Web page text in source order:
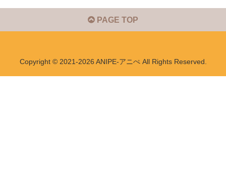
PAGE TOP
Copyright © 2021-2026 ANIPE-アニぺ All Rights Reserved.